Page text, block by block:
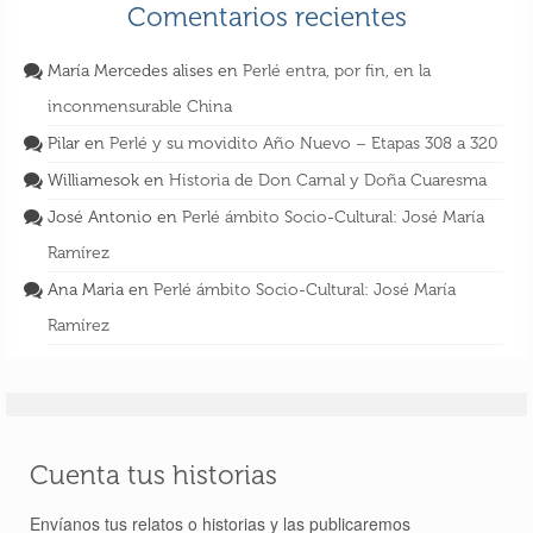
Comentarios recientes
María Mercedes alises en Perlé entra, por fin, en la
inconmensurable China
Pilar en Perlé y su movidito Año Nuevo – Etapas 308 a 320
Williamesok en Historia de Don Carnal y Doña Cuaresma
José Antonio en Perlé ámbito Socio-Cultural: José María
Ramírez
Ana Maria en Perlé ámbito Socio-Cultural: José María
Ramírez
Cuenta tus historias
Envíanos tus relatos o historias y las publicaremos